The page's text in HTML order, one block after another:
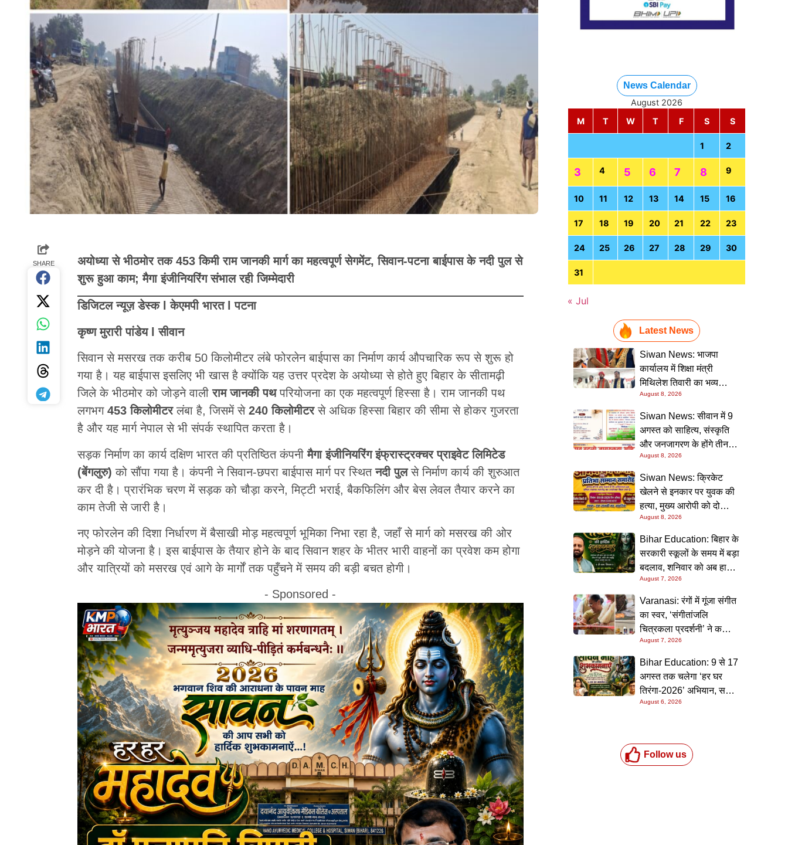
SHARE
अयोध्या से भीठमोर तक 453 किमी राम जानकी मार्ग का महत्वपूर्ण सेगमेंट, सिवान-पटना बाईपास के नदी पुल से
शुरू हुआ काम; मैगा इंजीनियरिंग संभाल रही जिम्मेदारी
डिजिटल न्यूज़ डेस्क l केएमपी भारत l पटना
कृष्ण मुरारी पांडेय l सीवान
सिवान से मसरख तक करीब 50 किलोमीटर लंबे फोरलेन बाईपास का निर्माण कार्य औपचारिक रूप से शुरू हो
गया है। यह बाईपास इसलिए भी खास है क्योंकि यह उत्तर प्रदेश के अयोध्या से होते हुए बिहार के सीतामढ़ी
जिले के भीठमोर को जोड़ने वालीराम जानकी पथपरियोजना का एक महत्वपूर्ण हिस्सा है। राम जानकी पथ
लगभग 453 किलोमीटरलंबा है, जिसमें से 240 किलोमीटरसे अधिक हिस्सा बिहार की सीमा से होकर गुजरता
है और यह मार्ग नेपाल से भी संपर्क स्थापित करता है।
सड़क निर्माण का कार्य दक्षिण भारत की प्रतिष्ठित कंपनीमैगा इंजीनियरिंग इंफ्रास्ट्रक्चर प्राइवेट लिमिटेड
(बेंगलुरु) को सौंपा गया है। कंपनी ने सिवान-छपरा बाईपास मार्ग पर स्थितनदी पुलसे निर्माण कार्य की शुरुआत
कर दी है। प्रारंभिक चरण में सड़क को चौड़ा करने, मिट्टी भराई, बैकफिलिंग और बेस लेवल तैयार करने का
काम तेजी से जारी है।
नए फोरलेन की दिशा निर्धारण में बैसाखी मोड़ महत्वपूर्ण भूमिका निभा रहा है, जहाँ से मार्ग को मसरख की ओर
मोड़ने की योजना है। इस बाईपास के तैयार होने के बाद सिवान शहर के भीतर भारी वाहनों का प्रवेश कम होगा
और यात्रियों को मसरख एवं आगे के मार्गों तक पहुँचने में समय की बड़ी बचत होगी।
- Sponsored -
News Calendar
August 2026
M
T W T F S S
1 2
3 4 5 6 7 8 9
10 11 12 13 14 15 16
17 18 19 20 21 22 23
24 25 26 27 28 29 30
31
« Jul
Latest News
Siwan News: भाजपा
कार्यालय में शिक्षा मंत्री
मिथिलेश तिवारी का भव्य
स्वागत, बोले- कार्यकर्ता ही
पार्टी की सबसे बड़ी ताकत
August 8, 2026
Siwan News: सीवान में 9
अगस्त को साहित्य, संस्कृति
और जनजागरण के होंगे तीन
बड़े आयोजन
August 8, 2026
Siwan News: क्रिकेट
खेलने से इनकार पर युवक की
हत्या, मुख्य आरोपी को दो
धाराओं में उम्रकैद
August 8, 2026
Bihar Education: बिहार के
सरकारी स्कूलों के समय में बड़ा
बदलाव, शनिवार को अब हाफ
डे रहेगा विद्यालय
August 7, 2026
Varanasi: रंगों में गूंजा संगीत
का स्वर, ‘संगीतांजलि
चित्रकला प्रदर्शनी’ ने कला
प्रेमियों को किया मंत्रमुग्ध
August 7, 2026
Bihar Education: 9 से 17
अगस्त तक चलेगा ‘हर घर
तिरंगा-2026’ अभियान, सभी
स्कूलों को दिए गए विस्तृत
August 6, 2026
Follow us